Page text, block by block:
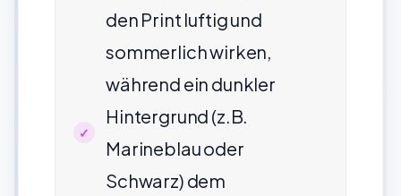
den Print luftig und
sommerlich wirken,
während ein dunkler
Hintergrund (z.B.
Marineblau oder
Schwarz) dem